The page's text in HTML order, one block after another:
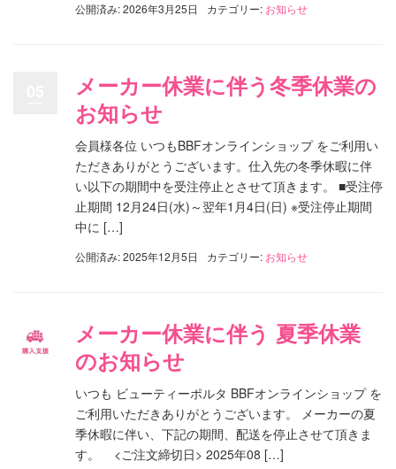
公開済み: 2026年3月25日 カテゴリー: お知らせ
メーカー休業に伴う冬季休業の
お知らせ
会員様各位 いつもBBFオンラインショップ をご利用い
ただきありがとうございます。仕入先の冬季休暇に伴
い以下の期間中を受注停止とさせて頂きます。 ■受注停
止期間 12月24日(水)～翌年1月4日(日) ※受注停止期間
中に […]
公開済み: 2025年12月5日 カテゴリー: お知らせ
メーカー休業に伴う 夏季休業
のお知らせ
いつも ビューティーポルタ BBFオンラインショップ を
ご利用いただきありがとうございます。 メーカーの夏
季休暇に伴い、下記の期間、配送を停止させて頂きま
す。 <ご注文締切日> 2025年08 […]